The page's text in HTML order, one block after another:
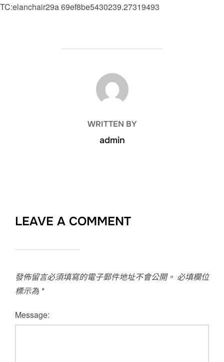
TC:elanchair29a 69ef8be5430239.27319493
POST AUTHOR
WRITTEN BY
admin
LEAVE A COMMENT
發佈留言必須填寫的電子郵件地址不會公開。 必填欄位
標示為 *
Message: